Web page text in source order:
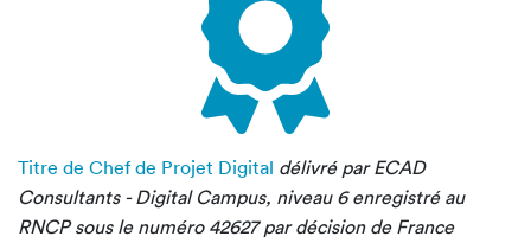
Titre de Chef de Projet Digital délivré par ECAD
Consultants - Digital Campus, niveau 6 enregistré au
RNCP sous le numéro 42627 par décision de France